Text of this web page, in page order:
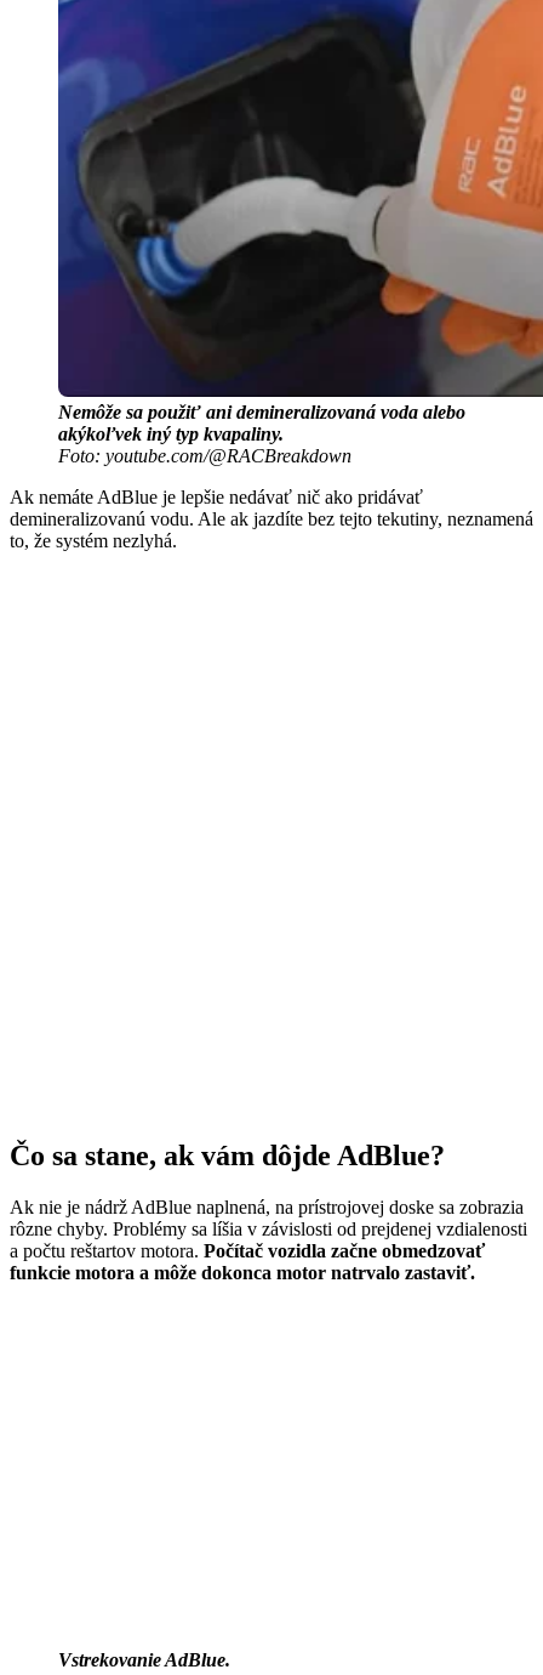
Nemôže sa použiť ani demineralizovaná voda alebo
akýkoľvek iný typ kvapaliny.
Foto: youtube.com/@RACBreakdown
Ak nemáte AdBlue je lepšie nedávať nič ako pridávať
demineralizovanú vodu. Ale ak jazdíte bez tejto tekutiny, neznamená
to, že systém nezlyhá.
Čo sa stane, ak vám dôjde AdBlue?
Ak nie je nádrž AdBlue naplnená, na prístrojovej doske sa zobrazia
rôzne chyby. Problémy sa líšia v závislosti od prejdenej vzdialenosti
a počtu reštartov motora. Počítač vozidla začne obmedzovať
funkcie motora a môže dokonca motor natrvalo zastaviť.
Vstrekovanie AdBlue.